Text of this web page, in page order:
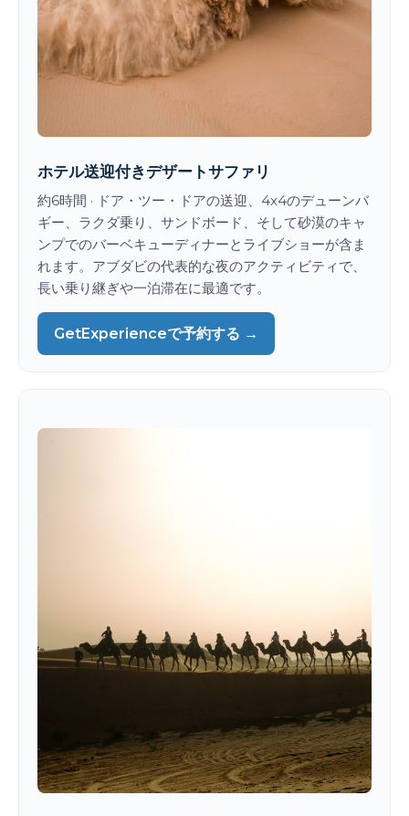
ホテル送迎付きデザートサファリ
約6時間 · ドア・ツー・ドアの送迎、4x4のデューンバ
ギー、ラクダ乗り、サンドボード、そして砂漠のキャ
ンプでのバーベキューディナーとライブショーが含ま
れます。アブダビの代表的な夜のアクティビティで、
長い乗り継ぎや一泊滞在に最適です。
GetExperienceで予約する →